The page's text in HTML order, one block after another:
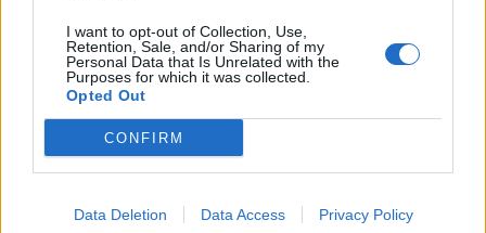
I want to opt-out of Collection, Use,
Retention, Sale, and/or Sharing of my
Personal Data that Is Unrelated with the
Purposes for which it was collected.
Opted Out
CONFIRM
Data Deletion Data Access Privacy Policy
γιόρτασε τα 31α γενέθλια του!